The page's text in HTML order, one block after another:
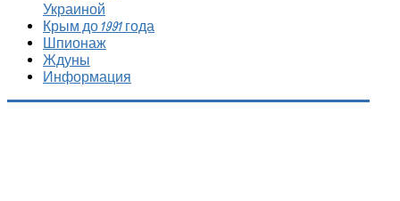
Украиной
Крым до 1991 года
Шпионаж
Ждуны
Информация